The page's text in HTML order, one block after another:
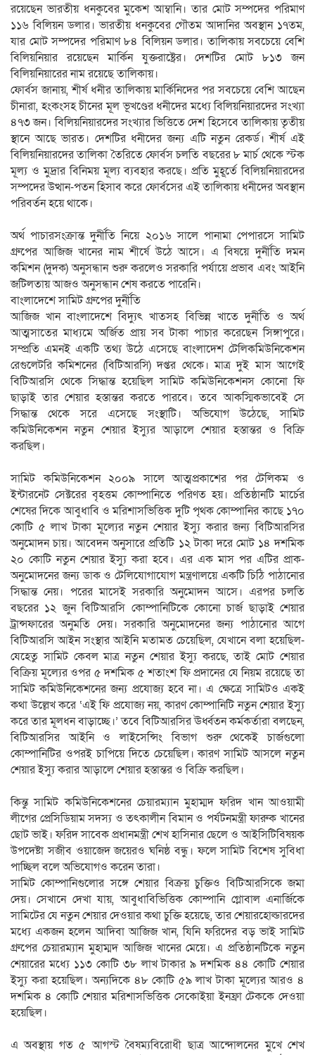
রয়েছেন ভারতীয় ধনকুবের মুকেশ আম্বানি। তার মোট সম্পদের পরিমাণ
১১৬ বিলিয়ন ডলার। ভারতীয় ধনকুবের গৌতম আদানির অবস্থান ১৭তম,
যার মোট সম্পদের পরিমাণ ৮৪ বিলিয়ন ডলার। তালিকায় সবচেয়ে বেশি
বিলিয়নিয়ার রয়েছেন মার্কিন যুক্তরাষ্ট্রের। দেশটির মোট ৮১৩ জন
বিলিয়নিয়ারের নাম রয়েছে তালিকায়।
ফোর্বস জানায়, শীর্ষ ধনীর তালিকায় মার্কিনিদের পর সবচেয়ে বেশি আছেন
চীনারা, হংকংসহ চীনের মূল ভূখণ্ডের ধনীদের মধ্যে বিলিয়নিয়ারদের সংখ্যা
৪৭৩ জন। বিলিয়নিয়ারদের সংখ্যার ভিত্তিতে দেশ হিসেবে তালিকায় তৃতীয়
স্থানে আছে ভারত। দেশটির ধনীদের জন্য এটি নতুন রেকর্ড। শীর্ষ এই
বিলিয়নিয়ারদের তালিকা তৈরিতে ফোর্বস চলতি বছরের ৮ মার্চ থেকে স্টক
মূল্য ও মুদ্রার বিনিময় মূল্য ব্যবহার করছে। প্রতি মুহূর্তে বিলিয়নিয়ারদের
সম্পদের উত্থান-পতন হিসাব করে ফোর্বসের এই তালিকায় ধনীদের অবস্থান
পরিবর্তন হয়ে থাকে।
অর্থ পাচারসংক্রান্ত দুর্নীতি নিয়ে ২০১৬ সালে পানামা পেপারসে সামিট
গ্রুপের আজিজ খানের নাম শীর্ষে উঠে আসে। এ বিষয়ে দুর্নীতি দমন
কমিশন (দুদক) অনুসন্ধান শুরু করলেও সরকারি পর্যায়ে প্রভাব এবং আইনি
জটিলতায় আজও অনুসন্ধান শেষ করতে পারেনি।
বাংলাদেশে সামিট গ্রুপের দুর্নীতি
আজিজ খান বাংলাদেশে বিদ্যুৎ খাতসহ বিভিন্ন খাতে দুর্নীতি ও অর্থ
আত্মসাতের মাধ্যমে অর্জিত প্রায় সব টাকা পাচার করেছেন সিঙ্গাপুরে।
সম্প্রতি এমনই একটি তথ্য উঠে এসেছে বাংলাদেশ টেলিকমিউনিকেশন
রেগুলেটরি কমিশনের (বিটিআরসি) দপ্তর থেকে। মাত্র দুই মাস আগেই
বিটিআরসি থেকে সিদ্ধান্ত হয়েছিল সামিট কমিউনিকেশনস কোনো ফি
ছাড়াই তার শেয়ার হস্তান্তর করতে পারবে। তবে আকস্মিকভাবেই সে
সিদ্ধান্ত থেকে সরে এসেছে সংস্থাটি। অভিযোগ উঠেছে, সামিট
কমিউনিকেশন নতুন শেয়ার ইস্যুর আড়ালে শেয়ার হস্তান্তর ও বিক্রি
করছিল।
সামিট কমিউনিকেশন ২০০৯ সালে আত্মপ্রকাশের পর টেলিকম ও
ইন্টারনেট সেক্টরের বৃহত্তম কোম্পানিতে পরিণত হয়। প্রতিষ্ঠানটি মার্চের
শেষের দিকে আবুধাবি ও মরিশাসভিত্তিক দুটি পৃথক কোম্পানির কাছে ১৭০
কোটি ৫ লাখ টাকা মূল্যের নতুন শেয়ার ইস্যু করার জন্য বিটিআরসির
অনুমোদন চায়। আবেদন অনুসারে প্রতিটি ১২ টাকা দরে মোট ১৪ দশমিক
২০ কোটি নতুন শেয়ার ইস্যু করা হবে। এর এক মাস পর এটির প্রাক-
অনুমোদনের জন্য ডাক ও টেলিযোগাযোগ মন্ত্রণালয়ে একটি চিঠি পাঠানোর
সিদ্ধান্ত নেয়। পরের মাসেই সরকারি অনুমোদন আসে। এরপর চলতি
বছরের ১২ জুন বিটিআরসি কোম্পানিটিকে কোনো চার্জ ছাড়াই শেয়ার
ট্রান্সফারের অনুমতি দেয়। সরকারি অনুমোদনের জন্য পাঠানোর আগে
বিটিআরসি আইন সংস্থার আইনি মতামত চেয়েছিল, যেখানে বলা হয়েছিল-
যেহেতু সামিট কেবল মাত্র নতুন শেয়ার ইস্যু করছে, তাই মোট শেয়ার
বিক্রিয় মূল্যের ওপর ৫ দশমিক ৫ শতাংশ ফি প্রদানের যে নিয়ম রয়েছে তা
সামিট কমিউনিকেশনের জন্য প্রযোজ্য হবে না। এ ক্ষেত্রে সামিটও একই
কথা উল্লেখ করে ‘এই ফি প্রযোজ্য নয়, কারণ কোম্পানিটি নতুন শেয়ার ইস্যু
করে তার মূলধন বাড়াচ্ছে।’ তবে বিটিআরসির ঊর্ধ্বতন কর্মকর্তারা বলছেন,
বিটিআরসির আইনি ও লাইসেন্সিং বিভাগ শুরু থেকেই চার্জগুলো
কোম্পানিটির ওপরই চাপিয়ে দিতে চেয়েছিল। কারণ সামিট আসলে নতুন
শেয়ার ইস্যু করার আড়ালে শেয়ার হস্তান্তর ও বিক্রি করছিল।
কিন্তু সামিট কমিউনিকেশনের চেয়ারম্যান মুহাম্মদ ফরিদ খান আওয়ামী
লীগের প্রেসিডিয়াম সদস্য ও তৎকালীন বিমান ও পর্যটনমন্ত্রী ফারুক খানের
ছোট ভাই। ফরিদ সাবেক প্রধানমন্ত্রী শেখ হাসিনার ছেলে ও আইসিটিবিষয়ক
উপদেষ্টা সজীব ওয়াজেদ জয়েরও ঘনিষ্ঠ বন্ধু। ফলে সামিট বিশেষ সুবিধা
পাচ্ছিল বলে অভিযোগও করেন তারা।
সামিট কোম্পানিগুলোর সঙ্গে শেয়ার বিক্রয় চুক্তিও বিটিআরসিকে জমা
দেয়। সেখানে দেখা যায়, আবুধাবিভিত্তিক কোম্পানি গ্লোবাল এনার্জিকে
সামিটের যে নতুন শেয়ার দেওয়ার কথা চুক্তি হয়েছে, তার শেয়ারহোল্ডারদের
মধ্যে একজন হলেন আদিবা আজিজ খান, যিনি ফরিদের বড় ভাই সামিট
গ্রুপের চেয়ারম্যান মুহাম্মদ আজিজ খানের মেয়ে। এ প্রতিষ্ঠানটিকে নতুন
শেয়ারের মধ্যে ১১৩ কোটি ৩৮ লাখ টাকার ৯ দশমিক ৪৪ কোটি শেয়ার
ইস্যু করা হয়েছিল। অন্যদিকে ৪৮ কোটি ৫৯ লাখ টাকা মূল্যের আরও ৪
দশমিক ৪ কোটি শেয়ার মরিশাসভিত্তিক সেকোইয়া ইনফ্রা টেককে দেওয়া
হয়েছিল।
এ অবস্থায় গত ৫ আগস্ট বৈষম্যবিরোধী ছাত্র আন্দোলনের মুখে শেখ